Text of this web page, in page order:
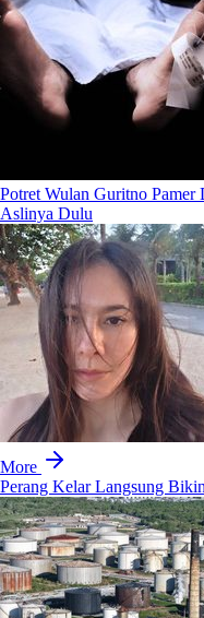
Potret Wulan Guritno
Aslinya Dulu
More
Perang Kelar Langsung